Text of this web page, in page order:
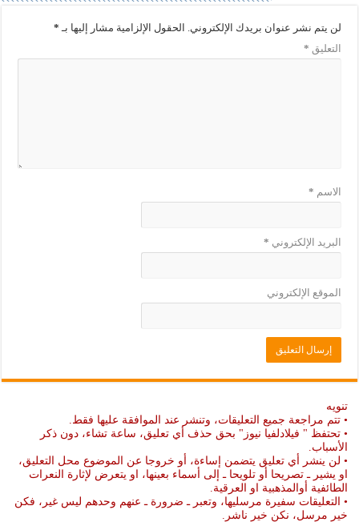
ة
د
ي
ا
ذ
ة
د
لن يتم نشر عنوان بريدك الإلكتروني. الحقول الإلزامية مشار إليها بـ *
التعليق *
الاسم *
البريد الإلكتروني *
الموقع الإلكتروني
تنويه
• تتم مراجعة جميع التعليقات، وتنشر عند الموافقة عليها فقط.
• تحتفظ " فيلادلفيا نيوز" بحق حذف أي تعليق، ساعة تشاء، دون ذكر
الأسباب.
• لن ينشر أي تعليق يتضمن إساءة، أو خروجا عن الموضوع محل التعليق،
او يشير ـ تصريحا أو تلويحا ـ إلى أسماء بعينها، او يتعرض لإثارة النعرات
الطائفية أوالمذهبية او العرقية.
• التعليقات سفيرة مرسليها، وتعبر ـ ضرورة ـ عنهم وحدهم ليس غير، فكن
خير مرسل، نكن خير ناشر.